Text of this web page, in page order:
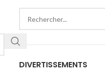
DIVERTISSEMENTS